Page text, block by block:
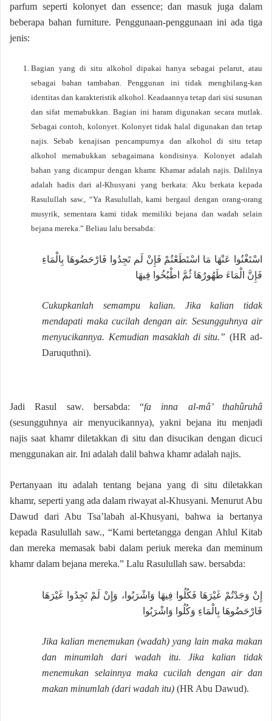
parfum seperti kolonyet dan essence; dan masuk juga dalam
beberapa bahan furniture. Penggunaan-penggunaan ini ada tiga
jenis:
Bagian yang di situ alkohol dipakai hanya sebagai pelarut, atau
sebagai bahan tambahan. Penggunan ini tidak menghilang-kan
identitas dan karakteristik alkohol. Keadaannya tetap dari sisi susunan
dan sifat memabukkan. Bagian ini haram digunakan secara mutlak.
Sebagai contoh, kolonyet. Kolonyet tidak halal digunakan dan tetap
najis. Sebab kenajisan pencampurnya dan alkohol di situ tetap
alkohol memabukkan sebagaimana kondisinya. Kolonyet adalah
bahan yang dicampur dengan khamr. Khamar adalah najis. Dalilnya
adalah hadis dari al-Khusyani yang berkata: Aku berkata kepada
Rasulullah saw., “Ya Rasulullah, kami bergaul dengan orang-orang
musyrik, sementara kami tidak memiliki bejana dan wadah selain
bejana mereka.” Beliau lalu bersabda:
اسْتَغْنُوا عَنْهَا مَا اسْتَطَعْتُمْ فَإِنْ لَم تَجِدُوا فَارْحَضُوهَا بِالْمَاءِ
فَإِنَّ الْمَاءَ طَهُورُهَا ثُمَّ اطْبُخُوا فِيهَا
Cukupkanlah semampu kalian. Jika kalian tidak
mendapati maka cucilah dengan air. Sesungguhnya air
menyucikannya. Kemudian masaklah di situ.” (HR ad-
Daruquthni).
Jadi Rasul saw. bersabda: “fa inna al-mâ’ thahûruhâ
(sesungguhnya air menyucikannya), yakni bejana itu menjadi
najis saat khamr diletakkan di situ dan disucikan dengan dicuci
menggunakan air. Ini adalah dalil bahwa khamr adalah najis.
Pertanyaan itu adalah tentang bejana yang di situ diletakkan
khamr, seperti yang ada dalam riwayat al-Khusyani. Menurut Abu
Dawud dari Abu Tsa’labah al-Khusyani, bahwa ia bertanya
kepada Rasulullah saw., “Kami bertetangga dengan Ahlul Kitab
dan mereka memasak babi dalam periuk mereka dan meminum
khamr dalam bejana mereka.” Lalu Rasulullah saw. bersabda:
إِنْ وَجَدْتُمْ غَيْرَهَا فَكُلُوا فِيهَا وَاشْرَبُوا، وَإِنْ لَمْ تَجِدُوا غَيْرَهَا
فَارْحَضُوهَا بِالْمَاءِ وَكُلُوا وَاشْرَبُوا
Jika kalian menemukan (wadah) yang lain maka makan
dan minumlah dari wadah itu. Jika kalian tidak
menemukan selainnya maka cucilah dengan air dan
makan minumlah (dari wadah itu) (HR Abu Dawud).